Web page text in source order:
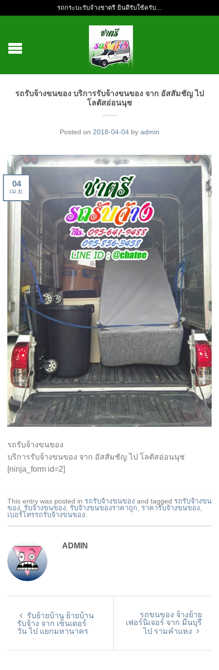
รถกระบะรับจ้างชาตรี ยินดีรับใช้ครับ...
รถรับจ้างขนของ บริการรับจ้างขนของ จาก อัสสัมชัญ ไป
โลตัสอ่อนนุช
Posted on 2018-04-04 by admin
04
เม.ย.
รถรับจ้างขนของ
บริการรับจ้างขนของ จาก อัสสัมชัญ ไป โลตัสอ่อนนุช
[ninja_form id=2]
This entry was posted in รถรับจ้างขนของ and tagged รถรับจ้างขน
ของ, รับจ้างขนของ, รับจ้างขนของราคาถูก, ราคารับจ้างขนของ,
เบอร์โทรรถรับจ้างขนของ.
ADMIN
รับย้ายบ้าน ย้ายบ้าน
รับจ้าง จาก เซ็นเตอร์
วัน ไป แยกมหานาคร
รถขนของ จ้างย้าย
เฟอร์นิเจอร์ จาก มีนบุรี
ไป รามคำแหง